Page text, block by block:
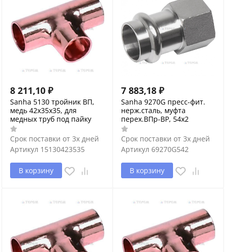
8 211,10 ₽
Sanha 5130 тройник ВП,
медь 42x35x35, для
медных труб под пайку
Срок поставки от 3х дней
Артикул 15130423535
В корзину
7 883,18 ₽
Sanha 9270G пресс-фит.
нерж.сталь, муфта
перех.ВПр-ВР, 54x2
Срок поставки от 3х дней
Артикул 69270G542
В корзину